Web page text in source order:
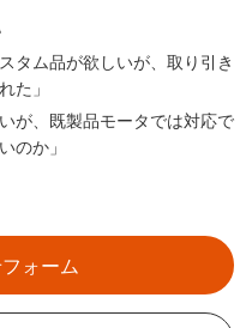
タム品が欲しいが、取り引き
た」
が、既製品モータでは対応で
のか」
ォーム